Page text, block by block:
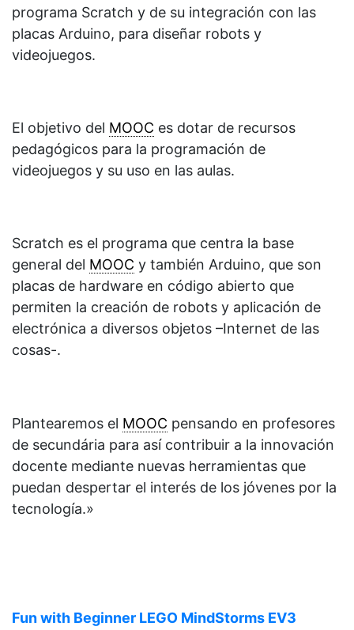
programa Scratch y de su integración con las
placas Arduino, para diseñar robots y
videojuegos.
El objetivo del MOOC es dotar de recursos
pedagógicos para la programación de
videojuegos y su uso en las aulas.
Scratch es el programa que centra la base
general del MOOC y también Arduino, que son
placas de hardware en código abierto que
permiten la creación de robots y aplicación de
electrónica a diversos objetos –Internet de las
cosas-.
Plantearemos el MOOC pensando en profesores
de secundária para así contribuir a la innovación
docente mediante nuevas herramientas que
puedan despertar el interés de los jóvenes por la
tecnología.»
Fun with Beginner LEGO MindStorms EV3